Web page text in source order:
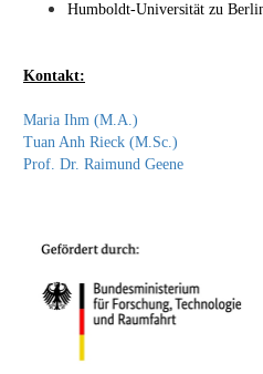
Humboldt-Universität zu
Kontakt:
Maria Ihm (M.A.)
Tuan Anh Rieck (M.Sc.)
Prof. Dr. Raimund Geene